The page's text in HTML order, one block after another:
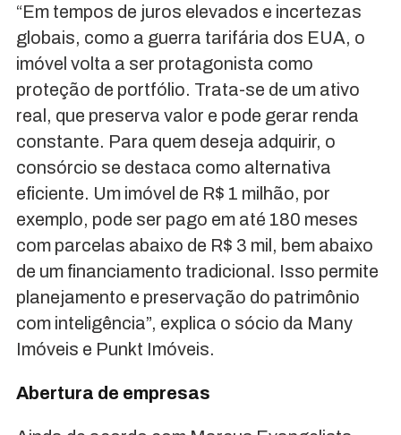
“Em tempos de juros elevados e incertezas
globais, como a guerra tarifária dos EUA, o
imóvel volta a ser protagonista como
proteção de portfólio. Trata-se de um ativo
real, que preserva valor e pode gerar renda
constante. Para quem deseja adquirir, o
consórcio se destaca como alternativa
eficiente. Um imóvel de R$ 1 milhão, por
exemplo, pode ser pago em até 180 meses
com parcelas abaixo de R$ 3 mil, bem abaixo
de um financiamento tradicional. Isso permite
planejamento e preservação do patrimônio
com inteligência”, explica o sócio da Many
Imóveis e Punkt Imóveis.
Abertura de empresas